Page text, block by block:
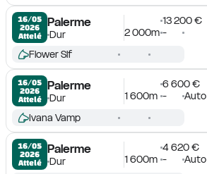
16/05
2026
Attelé
Palerme
Dur
13 200 €
2 000m -
Flower Slf
16/05
2026
Attelé
Palerme
Dur
6 600 €
1 600m -
Auto
Ivana Vamp
16/05
2026
Attelé
Palerme
Dur
4 620 €
1 600m - Auto